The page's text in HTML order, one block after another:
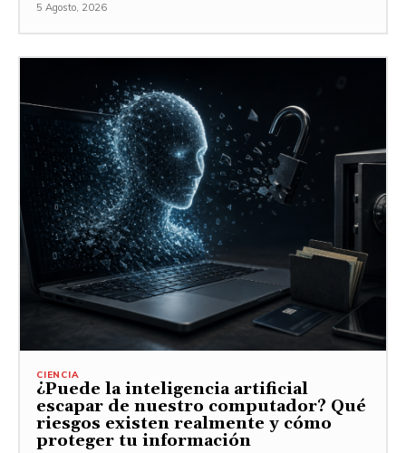
5 Agosto, 2026
CIENCIA
¿Puede la inteligencia artificial
escapar de nuestro computador? Qué
riesgos existen realmente y cómo
proteger tu información